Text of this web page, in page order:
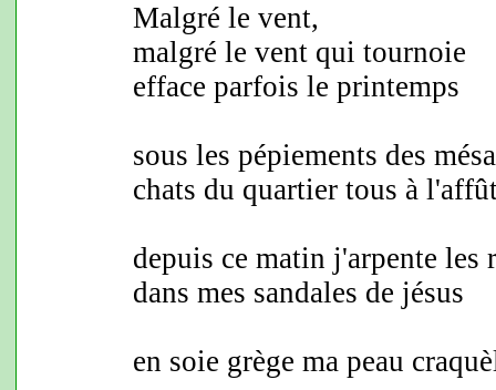
Malgré le vent,
malgré le vent qui tournoie
efface parfois le printemps
sous les pépiements des
chats du quartier tous à
depuis ce matin j'arpente les
dans mes sandales de jésus
en soie grège ma peau